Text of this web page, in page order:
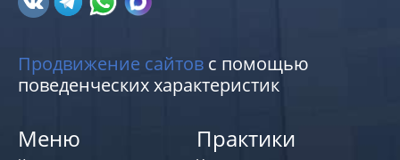
Продвижение сайтов с помощью
поведенческих характеристик
Меню Практики